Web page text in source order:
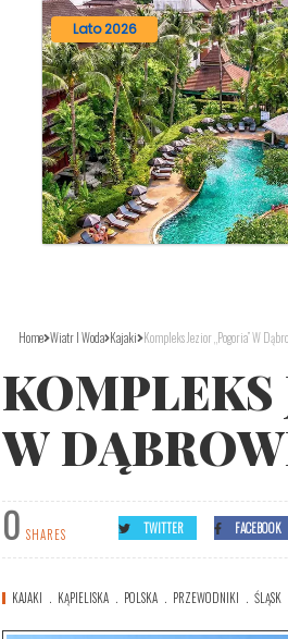
Lato 2026
Home Wiatr I Woda Kajaki Kompleks Jezior „Pogoria” W
KOMPLEKS
W
0 SHARES TWITTER FACEBOOK
KAJAKI KĄPIELISKA POLSKA PRZEWODNIKI ŚLĄSK